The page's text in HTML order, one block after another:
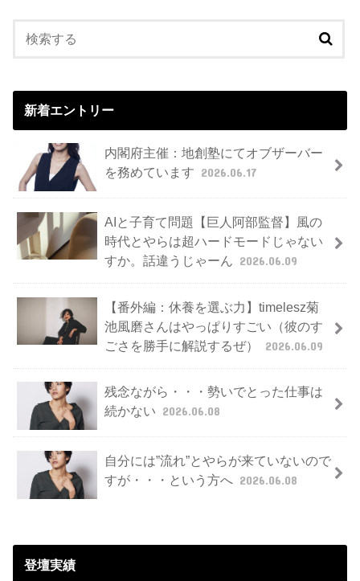
新着エントリー
内閣府主催：地創塾にてオブザーバー
を務めています 2026.06.17
AIと子育て問題【巨人阿部監督】風の
時代とやらは超ハードモードじゃない
すか。話違うじゃーん 2026.06.09
【番外編：休養を選ぶ力】timelesz菊
池風磨さんはやっぱりすごい（彼のす
ごさを勝手に解説するぜ）
2026.06.09
残念ながら・・・勢いでとった仕事は
続かない 2026.06.08
自分には”流れ”とやらが来ていないので
すが・・・という方へ 2026.06.08
登壇実績